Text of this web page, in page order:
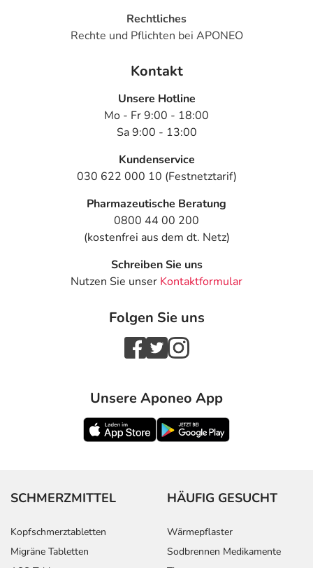
Rechtliches
Rechte und Pflichten bei APONEO
Kontakt
Unsere Hotline
Mo - Fr 9:00 - 18:00
Sa 9:00 - 13:00
Kundenservice
030 622 000 10 (Festnetztarif)
Pharmazeutische Beratung
0800 44 00 200
(kostenfrei aus dem dt. Netz)
Schreiben Sie uns
Nutzen Sie unser Kontaktformular
Folgen Sie uns
Unsere Aponeo App
SCHMERZMITTEL
Kopfschmerztabletten
Migräne Tabletten
HÄUFIG GESUCHT
Wärmepflaster
Sodbrennen Medikamente